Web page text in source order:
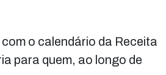
o calendário da Receita
para quem, ao longo de